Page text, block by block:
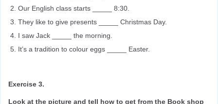
Our English class starts _____ 8:30.
They like to give presents _____ Christmas Day.
I saw Jack _____ the morning.
It’s a tradition to colour eggs _____ Easter.
Exercise 3.
Look at the picture and tell how to get from the Book shop